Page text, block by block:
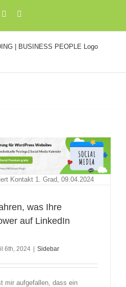
Xing
was Ihre
auf LinkedIn
6th, 2024 | Sidebar
mir aufgefallen, dass ein